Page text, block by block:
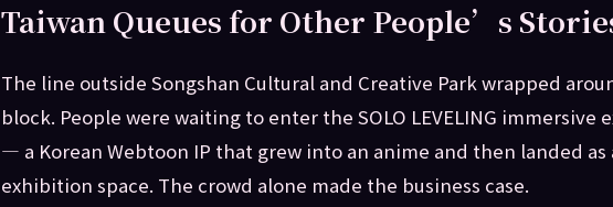
Taiwan Queues for Other People’s
The line outside Songshan Cultural and Creative Park wrapped
block. People were waiting to enter the SOLO LEVELING immersive
— a Korean Webtoon IP that grew into an anime and then landed as
exhibition space. The crowd alone made the business case.